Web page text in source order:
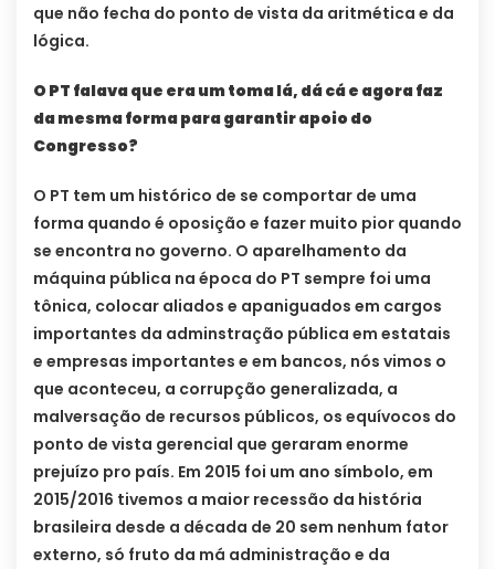
que não fecha do ponto de vista da aritmética e da
lógica.
O PT falava que era um toma lá, dá cá e agora faz
da mesma forma para garantir apoio do
Congresso?
O PT tem um histórico de se comportar de uma
forma quando é oposição e fazer muito pior quando
se encontra no governo. O aparelhamento da
máquina pública na época do PT sempre foi uma
tônica, colocar aliados e apaniguados em cargos
importantes da adminstração pública em estatais
e empresas importantes e em bancos, nós vimos o
que aconteceu, a corrupção generalizada, a
malversação de recursos públicos, os equívocos do
ponto de vista gerencial que geraram enorme
prejuízo pro país. Em 2015 foi um ano símbolo, em
2015/2016 tivemos a maior recessão da história
brasileira desde a década de 20 sem nenhum fator
externo, só fruto da má administração e da